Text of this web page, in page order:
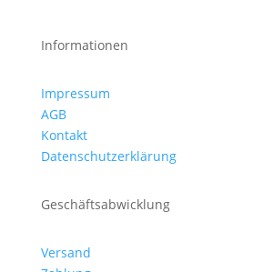
Informationen
Impressum
AGB
Kontakt
Datenschutzerklärung
Geschäftsabwicklung
Versand